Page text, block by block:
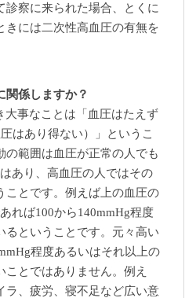
診察に来られた場合、とくに
きには二次性高血圧の有無を
関係しますか？
大事なことは「血圧はたえず
はあり得ない）」というこ
の範囲は血圧が正常の人でも
あり、高血圧の人ではその
ことです。例えば上の血圧の
れば100から140mmHg程度
るということです。元々高い
程度あるいはそれ以上の
とではありません。例え
ラ、疲労、寝不足など広い意